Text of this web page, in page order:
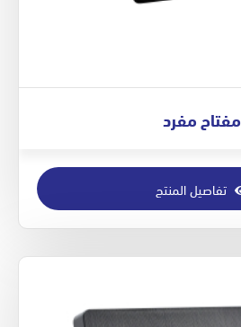
مفتاح مفرد
تفاصيل المنتج